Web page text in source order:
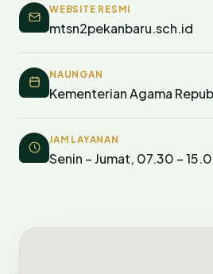
WEBSITE RESMI
mtsn2pekanbaru.sch.id
NAUNGAN
Kementerian Agama
JAM LAYANAN
Senin – Jumat, 07.30 –